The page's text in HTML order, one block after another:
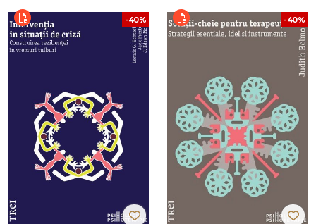
-40% -40%